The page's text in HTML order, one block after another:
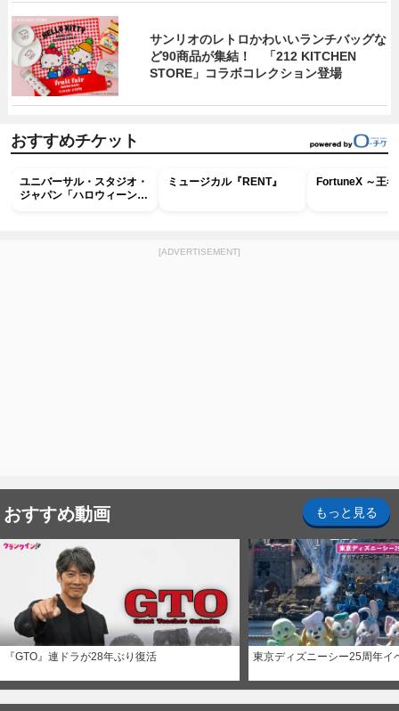
サンリオのレトロかわいいランチバッグな
ど90商品が集結！ 「212 KITCHEN
STORE」コラボコレクション登場
おすすめチケット
ユニバーサル・スタジオ・
ジャパン「ハロウィーン・
ミュージカル『RENT』 FortuneX ～王
[ADVERTISEMENT]
おすすめ動画 もっと見る
『GTO』連ドラが28年ぶり復活 東京ディズニーシー25周年イ